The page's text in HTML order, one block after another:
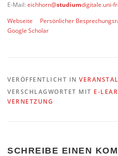
E-Mail:eichhorn@studiumdigitale.uni-
Webseite
Persönlicher
Google Scholar
VERÖFFENTLICHT IN
VERSCHLAGWORTET MIT E-
VERNETZUNG
SCHREIBE EINEN